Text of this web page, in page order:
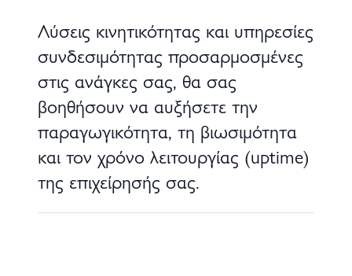
Λύσεις κινητικότητας και υπηρεσίες
συνδεσιμότητας προσαρμοσμένες
στις ανάγκες σας, θα σας
βοηθήσουν να αυξήσετε την
παραγωγικότητα, τη βιωσιμότητα
και τον χρόνο λειτουργίας (uptime)
της επιχείρησής σας.